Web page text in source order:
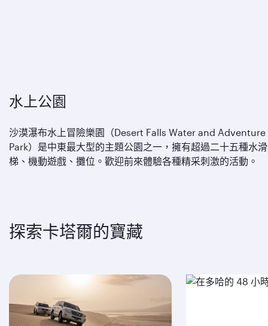
水上公園
沙漠瀑布水上冒險樂園（Desert Falls Water and Adventure
Park）是中東最大型的主題公園之一，擁有超過二十五種水滑
梯、機動遊戲、攤位。歡迎前來體驗各種精采刺激的活動。
探索卡塔爾的寶藏